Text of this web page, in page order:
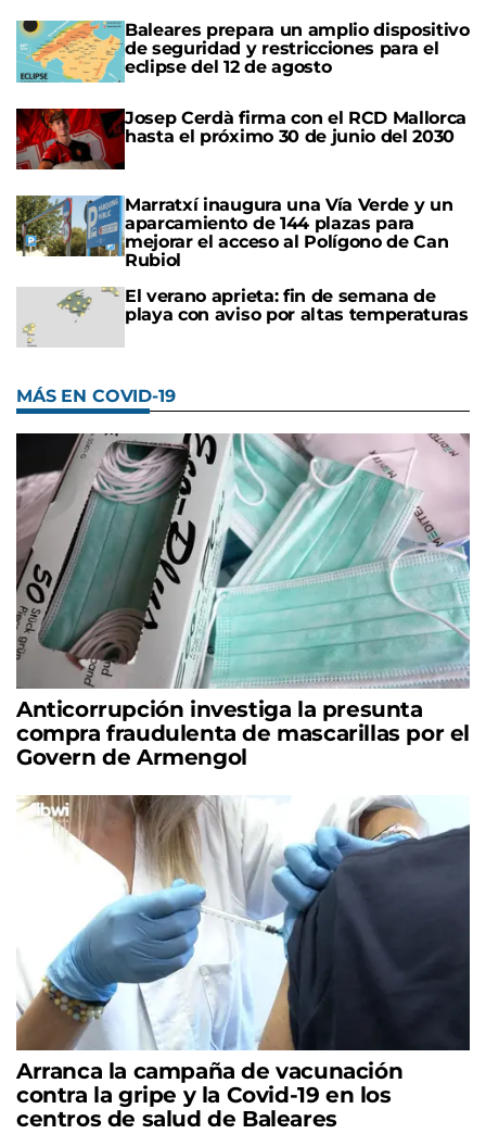
Baleares prepara un amplio dispositivo
de seguridad y restricciones para el
eclipse del 12 de agosto
Josep Cerdà firma con el RCD Mallorca
hasta el próximo 30 de junio del 2030
Marratxí inaugura una Vía Verde y un
aparcamiento de 144 plazas para
mejorar el acceso al Polígono de Can
Rubiol
El verano aprieta: fin de semana de
playa con aviso por altas temperaturas
MÁS EN COVID-19
Anticorrupción investiga la presunta
compra fraudulenta de mascarillas por el
Govern de Armengol
Arranca la campaña de vacunación
contra la gripe y la Covid-19 en los
centros de salud de Baleares